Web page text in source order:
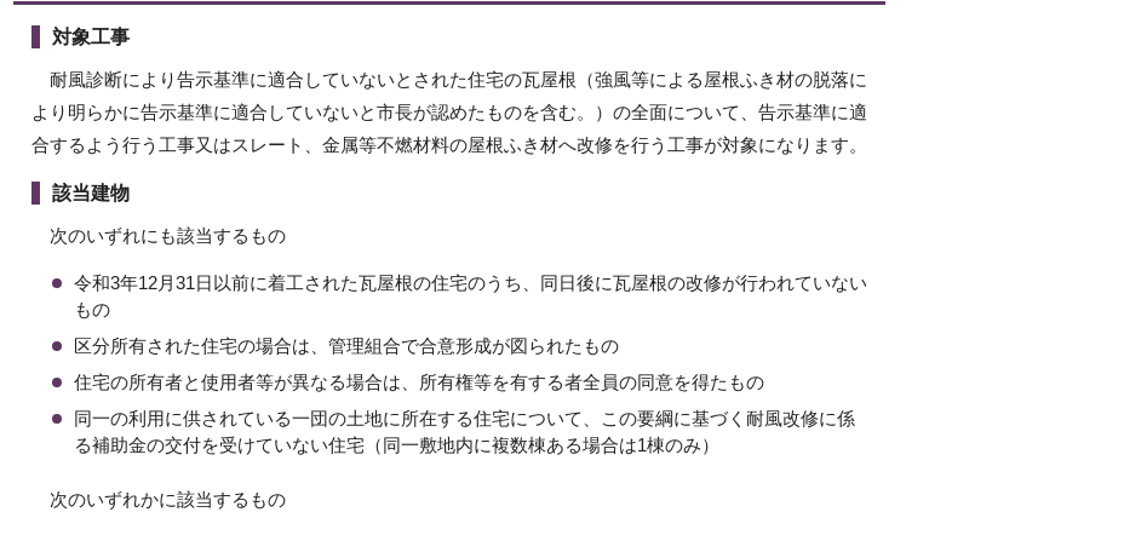
対象工事
耐風診断により告示基準に適合していないとされた住宅の瓦屋根（強風等による屋根ふき材の脱落に
より明らかに告示基準に適合していないと市長が認めたものを含む。）の全面について、告示基準に適
合するよう行う工事又はスレート、金属等不燃材料の屋根ふき材へ改修を行う工事が対象になります。
該当建物
次のいずれにも該当するもの
令和3年12月31日以前に着工された瓦屋根の住宅のうち、同日後に瓦屋根の改修が行われていない
もの
区分所有された住宅の場合は、管理組合で合意形成が図られたもの
住宅の所有者と使用者等が異なる場合は、所有権等を有する者全員の同意を得たもの
同一の利用に供されている一団の土地に所在する住宅について、この要綱に基づく耐風改修に係
る補助金の交付を受けていない住宅（同一敷地内に複数棟ある場合は1棟のみ）
次のいずれかに該当するもの